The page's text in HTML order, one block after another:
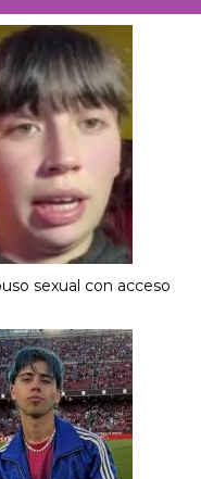
sexual con acceso